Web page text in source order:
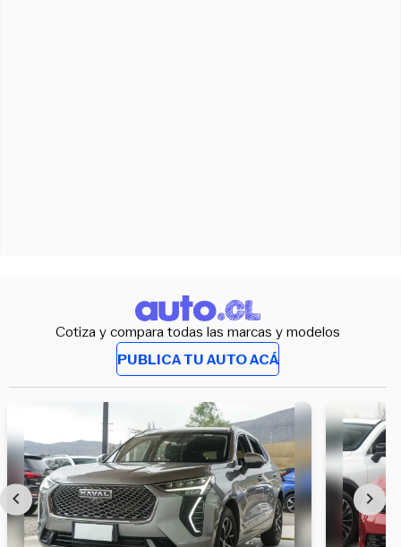
Cotiza y compara todas las marcas y modelos
PUBLICA TU AUTO ACÁ